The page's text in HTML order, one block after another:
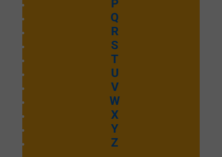
P
Q
R
S
T
U
V
W
X
Y
Z